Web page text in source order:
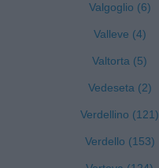
Valgoglio (6)
Valleve (4)
Valtorta (5)
Vedeseta (2)
Verdellino (121)
Verdello (153)